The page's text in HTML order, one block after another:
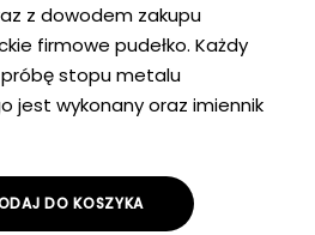
z dowodem zakupu
firmowe pudełko. Każdy
stopu metalu
jest wykonany oraz imiennik
DO KOSZYKA